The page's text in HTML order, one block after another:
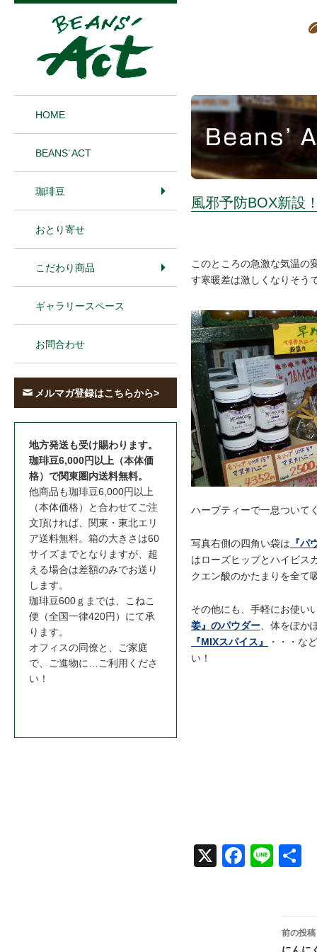
風邪予防BOX新設
このところの急激な気温の
す寒暖差は激しくなりそう
ハーブティーで一息ついて
写真右側の四角い袋は 『パ
はローズヒップとハイビス
クエン酸のかたまりを全て
その他にも、手軽にお使い
姜』のパウダー 、体をぽか
『MIXスパイス』
・・・な
い！
Face
Line
投
前の投稿
HOME
BEANS’ ACT
珈琲豆
おとり寄せ
こだわり商品
ギャラリースペース
お問合わせ
メルマガ登録はこちらから>
地方発送も受け賜わります。
珈琲豆6,000円以上（本体価
格）で関東圏内送料無料。
他商品も珈琲豆6,000円以上
（本体価格）と合わせてご注
文頂ければ、関東・東北エリ
ア送料無料。箱の大きさは60
サイズまでとなりますが、超
える場合は差額のみでお送り
します。
珈琲豆600ｇまでは、こねこ
便（全国一律420円）にて承
ります。
オフィスの同僚と、ご家庭
で、ご進物に…ご利用くださ
い！